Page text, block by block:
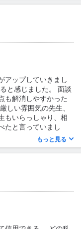
していたし、先生の
いたと思う。
あったと思う。 一
一緒に教えている
りになることがある
個別だったので、集
で会話したがらな
かされてる生徒がい
すめる
思う
アップしていきまし
と感じました。 面談
も解消しやすかった
しい雰囲気の先生、
もいらっしゃり、相
たと言っていまし
でに回答して下さ
もっと見る